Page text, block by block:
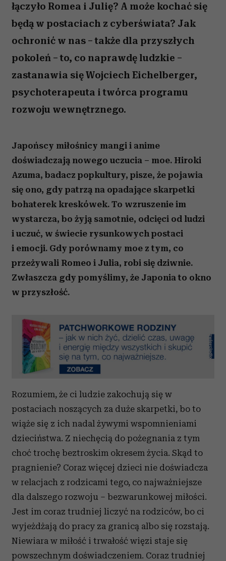
łączyło Romea i Julię? A może kochać się
będą w postaciach z cyberświata? Jak
ochronić w nas – także dla przyszłych
pokoleń – to, co naprawdę ludzkie –
zastanawia się Wojciech Eichelberger,
psychoterapeuta i twórca programu
rozwoju wewnętrznego.
Japońscy miłośnicy mangi i anime
doświadczają nowego uczucia – moe. Hiroki
Azuma, badacz popkultury, pisze, że pojawia
się ono, gdy patrzą na opadające skarpetki
bohaterek kreskówek. To wzruszenie im
wystarcza, bo żyją samotnie, odcięci od ludzi
i uczuć, w świecie rysunkowych postaci
i emocji. Gdy porównamy moe z tym, co
przeżywali Romeo i Julia, robi się dziwnie.
Zwłaszcza gdy pomyślimy, że Japonia to okno
w przyszłość.
Rozumiem, że ci ludzie zakochują się w
postaciach noszących za duże skarpetki, bo to
wiąże się z ich nadal żywymi wspomnieniami
dzieciństwa. Z niechęcią do pożegnania z tym
choć trochę beztroskim okresem życia. Skąd to
pragnienie? Coraz więcej dzieci nie doświadcza
w relacjach z rodzicami tego, co najważniejsze
dla dalszego rozwoju – bezwarunkowej miłości.
Jest im coraz trudniej liczyć na rodziców, bo ci
wyjeżdżają do pracy za granicą albo się rozstają.
Niewiara w miłość i trwałość więzi staje się
powszechnym doświadczeniem. Coraz trudniej